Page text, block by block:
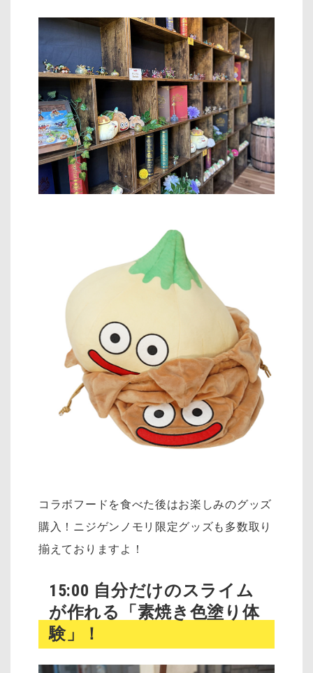
コラボフードを食べた後はお楽しみのグッズ
購入！ニジゲンノモリ限定グッズも多数取り
揃えておりますよ！
15:00 自分だけのスライム
が作れる「素焼き色塗り体
験」！